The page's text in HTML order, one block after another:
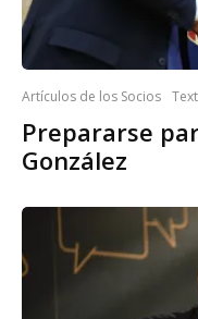
Artículos de los Socios
Prepararse
González